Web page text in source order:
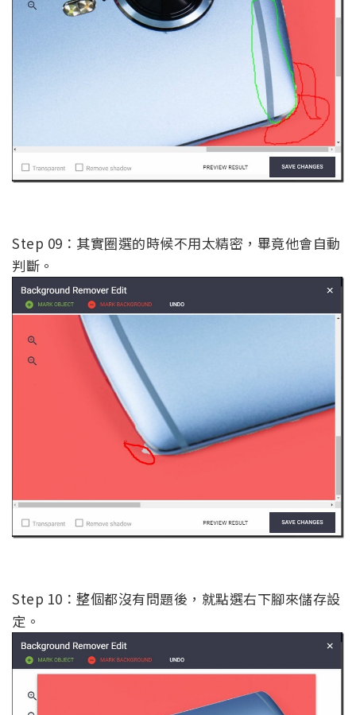
Step 09：其實圈選的時候不用太精密，畢竟他會自動
判斷。
Step 10：整個都沒有問題後，就點選右下腳來儲存設
定。